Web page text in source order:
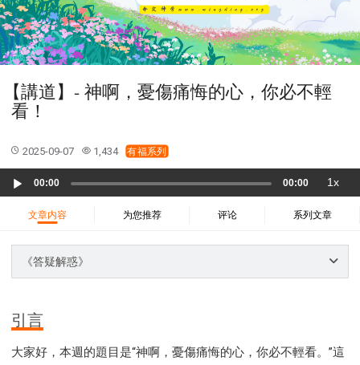
10 撒母耳記下
11 列王紀上
12 列王紀下
15 以斯拉記
16 尼希米記 17 以斯帖記
18 約伯記
19 詩篇
20 箴言 21 傳道書
23 以賽亞書
25 耶利米哀歌
27 但以理書
28 何西阿書
29 約珥書
37 哈該書
38 撒迦利亞書
39 瑪拉基書
40 馬太福音
41 馬可福音
42 路加福音
49 以弗所書
52 帖撒羅尼迦前書
53 帖撒羅尼迦後書
57 腓利門書
63 約翰二書
64 約翰三書 66 啟示錄
聖經故事
【講道】- 神啊，憂傷痛悔的心，你必不輕
看！
2025-09-07 1,434 有福系列
Player
00:00 00:00 1x
文章内容 为您推荐 评论 系列文章
《答疑解惑》
引言
大家好，本週的題目是“神啊，憂傷痛悔的心，你必不輕看。”這